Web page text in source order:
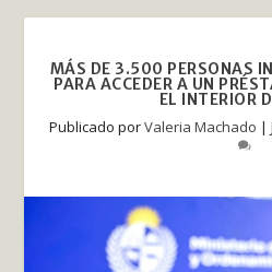
MÁS DE 3.500 PERSONAS
PARA ACCEDER A UN
EL INTERIOR
Publicado porValeria Machado |